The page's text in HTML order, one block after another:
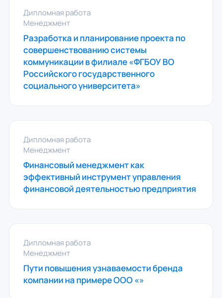
Дипломная работа
Менеджмент
Разработка и планирование проекта по
совершенствованию системы
коммуникации в филиале «ФГБОУ ВО
Российского государственного
социального университета»
Дипломная работа
Менеджмент
Финансовый менеджмент как
эффективный инструмент управления
финансовой деятельностью предприятия
Дипломная работа
Менеджмент
Пути повышения узнаваемости бренда
компании на примере ООО «»